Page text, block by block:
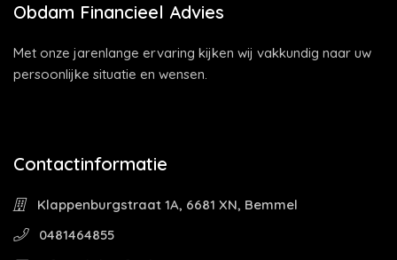
Obdam Financieel Advies
Met onze jarenlange ervaring kijken wij vakkundig naar uw
persoonlijke situatie en wensen.
Contactinformatie
Klappenburgstraat 1A, 6681 XN, Bemmel
0481464855